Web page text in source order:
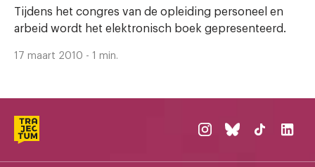
Tijdens het congres van de opleiding personeel en
arbeid wordt het elektronisch boek gepresenteerd.
17 maart 2010 - 1 min.